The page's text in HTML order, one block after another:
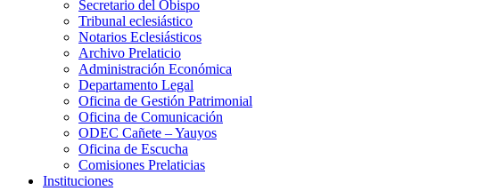
Secretario del Obispo
Tribunal eclesiástico
Notarios Eclesiásticos
Archivo Prelaticio
Administración Económica
Departamento Legal
Oficina de Gestión Patrimonial
Oficina de Comunicación
ODEC Cañete – Yauyos
Oficina de Escucha
Comisiones Prelaticias
Instituciones